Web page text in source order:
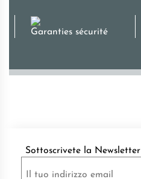
Garanties sécurité
Sottoscrivete la Newsletter